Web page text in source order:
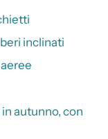
inclinati
autunno, con